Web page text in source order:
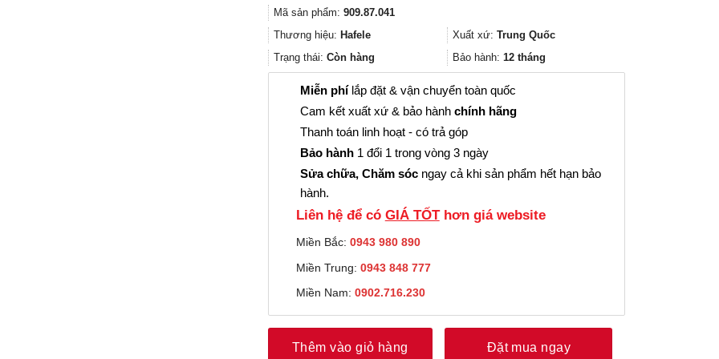
637.000₫.là:
477.000₫.
Mã sản phẩm: 909.87.041
Thương hiệu: Hafele Xuất xứ: Trung Quốc
Trạng thái: Còn hàng Bảo hành: 12 tháng
Miễn phílắp đặt & vận chuyển toàn quốc
Cam kết xuất xứ & bảo hành chính hãng
Thanh toán linh hoạt - có trả góp
Bảo hành 1 đổi 1 trong vòng 3 ngày
Sửa chữa, Chăm sóc ngay cả khi sản phẩm hết hạn bảo
hành.
Liên hệ để có GIÁ TỐThơn giá website
Miền Bắc: 0943 980 890
Miền Trung: 0943 848 777
Miền Nam: 0902.716.230
Thêm vào giỏ hàng Đặt mua ngay